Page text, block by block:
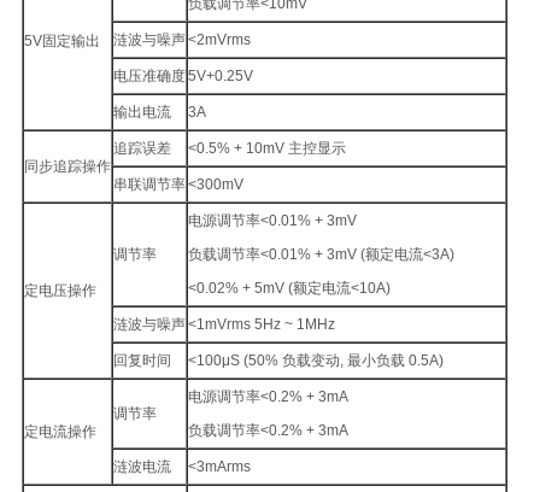
5V固定输出 涟波与噪声<2mVrms
电压准确度5V+0.25V
输出电流 3A
同步追踪操作
追踪误差 <0.5% + 10mV 主控显示
串联调节率<300mV
定电压操作
调节率
电源调节率<0.01% + 3mV
负载调节率<0.01% + 3mV (额定电流<3A)
<0.02% + 5mV (额定电流<10A)
涟波与噪声<1mVrms 5Hz ~ 1MHz
回复时间 <100μS (50% 负载变动, 最小负载 0.5A)
定电流操作
调节率
电源调节率<0.2% + 3mA
负载调节率<0.2% + 3mA
涟波电流 <3mArms